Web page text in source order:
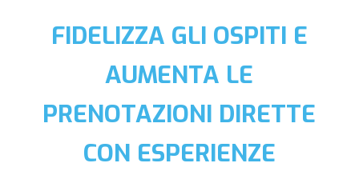
FIDELIZZA GLI OSPITI E
AUMENTA LE
PRENOTAZIONI DIRETTE
CON ESPERIENZE